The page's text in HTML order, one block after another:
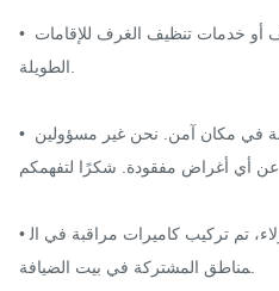
• لا يتم تغيير أغطية الأسرّة أو المناشف أو خدمات تنظيف الغرف للإقامات
الطويلة.
• يُرجى الحفاظ على مقتنياتكم الثمينة في مكان آمن. نحن غير مسؤولين
عن أي أغراض مفقودة. شكرًا لتفهمكم.
• لحماية حقوق الطرفين وسلامة النزلاء، تم تركيب كاميرات مراقبة في ال
مناطق المشتركة في بيت الضيافة.